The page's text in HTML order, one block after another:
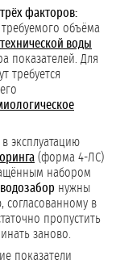
факторов:
объёма
технической воды
показателей. Для
требуется
эксплуатацию
(форма 4-ЛС)
набором
нужны
согласованному в
пропустить
заново.
показатели